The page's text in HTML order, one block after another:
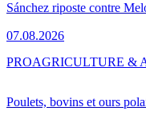
Sánchez riposte contre
07.08.2026
Poulets, bovins et ours
PROAGRICULTURE &